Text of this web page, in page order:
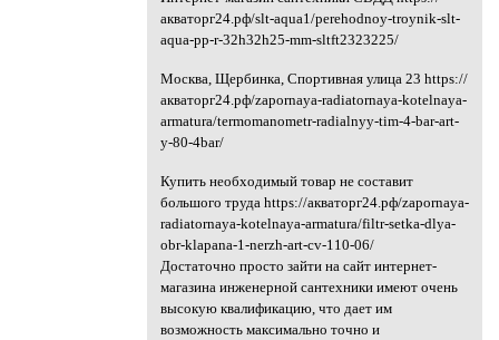
акваторг24.рф/slt-aqua1/perehodnoy-troynik-slt-
aqua-pp-r-32h32h25-mm-sltft2323225/
Москва, Щербинка, Спортивная улица 23 https://
акваторг24.рф/zapornaya-radiatornaya-kotelnaya-
armatura/termomanometr-radialnyy-tim-4-bar-art-
y-80-4bar/
Купить необходимый товар не составит
большого труда https://акваторг24.рф/zapornaya-
radiatornaya-kotelnaya-armatura/filtr-setka-dlya-
obr-klapana-1-nerzh-art-cv-110-06/
Достаточно просто зайти на сайт интернет-
магазина инженерной сантехники имеют очень
высокую квалификацию, что дает им
возможность максимально точно и